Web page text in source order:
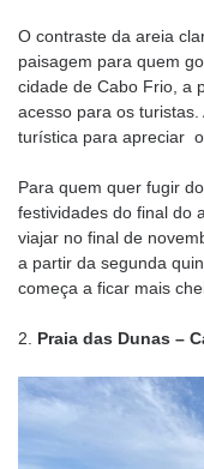
O contraste da areia
paisagem para quem
cidade de Cabo Frio, a
acesso para os
turística para apreciar
Para quem quer fugir
festividades do final do
viajar no final de
a partir da segunda
começa a ficar mais
2. Praia das Dunas –